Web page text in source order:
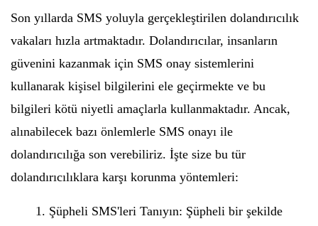
Son yıllarda SMS yoluyla gerçekleştirilen dolandırıcılık
vakaları hızla artmaktadır. Dolandırıcılar, insanların
güvenini kazanmak için SMS onay sistemlerini
kullanarak kişisel bilgilerini ele geçirmekte ve bu
bilgileri kötü niyetli amaçlarla kullanmaktadır. Ancak,
alınabilecek bazı önlemlerle SMS onayı ile
dolandırıcılığa son verebiliriz. İşte size bu tür
dolandırıcılıklara karşı korunma yöntemleri:
Şüpheli SMS'leri Tanıyın: Şüpheli bir şekilde